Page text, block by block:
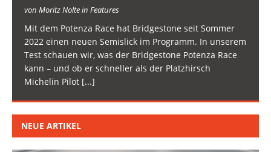
von Moritz Nolte in Features
Mit dem Potenza Race hat Bridgestone seit Sommer
2022 einen neuen Semislick im Programm. In unserem
Test schauen wir, was der Bridgestone Potenza Race
kann – und ob er schneller als der Platzhirsch
Michelin Pilot [...]
NEUE ARTIKEL